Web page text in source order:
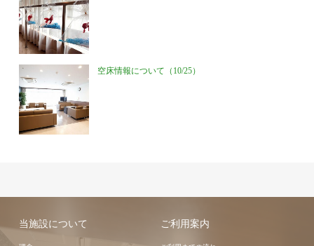
空床情報について（10/25）
当施設について ご利用案内